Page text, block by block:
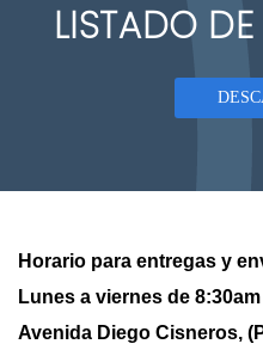
LISTADO
Horario para entregas y
Lunes a viernes de
Avenida Diego Cisneros,